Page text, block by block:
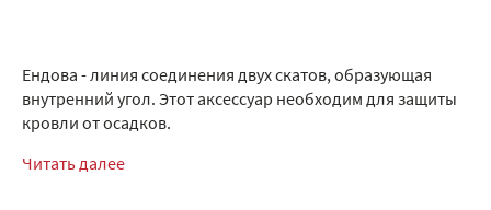
Ендова - линия соединения двух скатов, образующая
внутренний угол. Этот аксессуар необходим для защиты
кровли от осадков.
Читать далее